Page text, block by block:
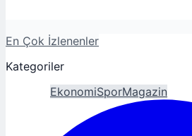
En Çok İzlenenler
Kategoriler
EkonomiSporMagazin